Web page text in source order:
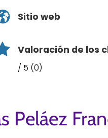
Sitio web
Valoración de los
/ 5 (0)
Peláez